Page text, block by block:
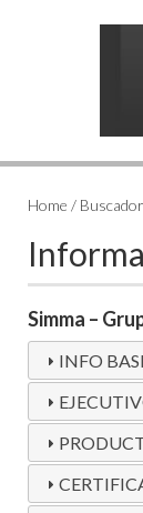
Home /
Simma –
INFO